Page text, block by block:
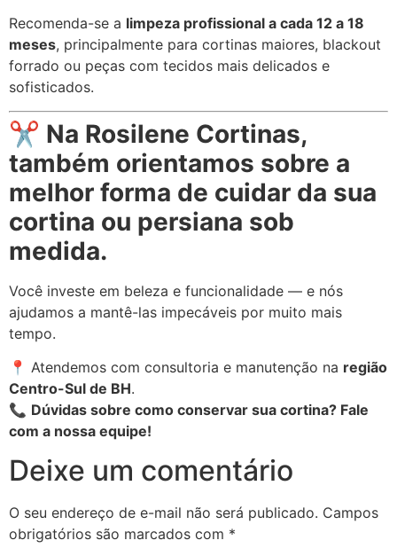
Recomenda-se a limpeza profissional a cada 12 a 18
meses, principalmente para cortinas maiores, blackout
forrado ou peças com tecidos mais delicados e
sofisticados.
✂️ Na Rosilene Cortinas,
também orientamos sobre a
melhor forma de cuidar da sua
cortina ou persiana sob
medida.
Você investe em beleza e funcionalidade — e nós
ajudamos a mantê-las impecáveis por muito mais
tempo.
📍 Atendemos com consultoria e manutenção na região
Centro-Sul de BH.
📞 Dúvidas sobre como conservar sua cortina? Fale
com a nossa equipe!
Deixe um comentário
O seu endereço de e-mail não será publicado. Campos
obrigatórios são marcados com *